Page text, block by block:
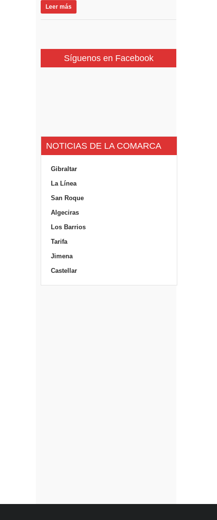
Leer más
Síguenos en Facebook
NOTICIAS DE LA COMARCA
Gibraltar
La Línea
San Roque
Algeciras
Los Barrios
Tarifa
Jimena
Castellar